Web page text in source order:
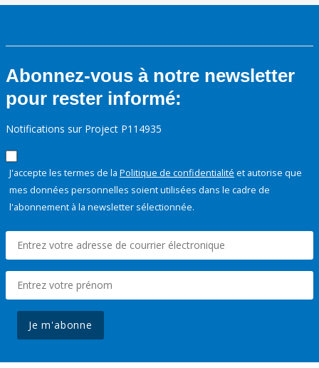
Abonnez-vous à notre newsletter
pour rester informé:
Notifications sur Project P114935
J'accepte les termes de la Politique de confidentialité et autorise que
mes données personnelles soient utilisées dans le cadre de
l'abonnement à la newsletter sélectionnée.
Je m'abonne